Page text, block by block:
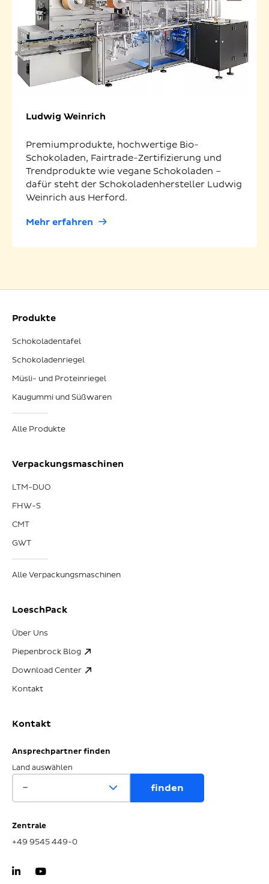
Ludwig Weinrich
Premiumprodukte, hochwertige Bio-
Schokoladen, Fairtrade-Zertifizierung und
Trendprodukte wie vegane Schokoladen –
dafür steht der Schokoladenhersteller Ludwig
Weinrich aus Herford.
Mehr erfahren
Produkte
Schokoladentafel
Schokoladenriegel
Müsli- und Proteinriegel
Kaugummi und Süßwaren
Alle Produkte
Verpackungsmaschinen
LTM-DUO
FHW-S
CMT
GWT
Alle Verpackungsmaschinen
LoeschPack
Über Uns
Piepenbrock Blog
Download Center
Kontakt
Kontakt
Ansprechpartner finden
Land auswählen
Zentrale
+49 9545 449-0